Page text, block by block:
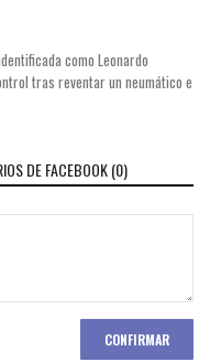
como Leonardo
tras reventar un neumático e
DE FACEBOOK (0)
CONFIRMAR